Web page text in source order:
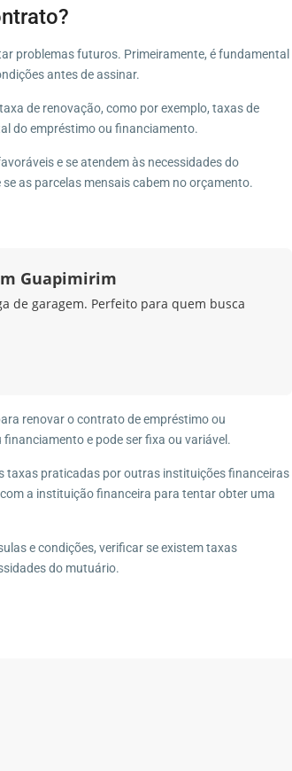
problemas futuros. Primeiramente, é fundamental
antes de assinar.
de renovação, como por exemplo, taxas de
do empréstimo ou financiamento.
e se atendem às necessidades do
as parcelas mensais cabem no orçamento.
Guapimirim
de garagem. Perfeito para quem busca
renovar o contrato de empréstimo ou
e pode ser fixa ou variável.
taxas praticadas por outras instituições financeiras
a instituição financeira para tentar obter uma
e condições, verificar se existem taxas
do mutuário.
Casa (27)
Casa de Vila (1)
Casa Duplex (8)
Casa Linear (4)
Condomínio (7)